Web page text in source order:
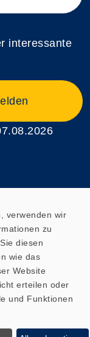
interessante
verwenden wir
zu
diesen
wie das
Website
erteilen oder
und Funktionen